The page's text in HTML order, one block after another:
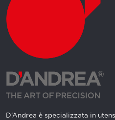
D’Andrea è specializzata in